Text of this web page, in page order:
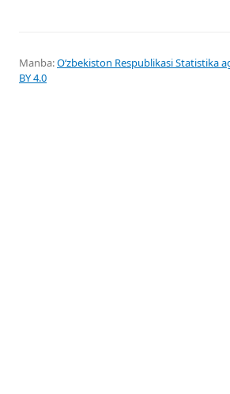
Manba:Oʻzbekiston Respublikasi Statistika
BY 4.0